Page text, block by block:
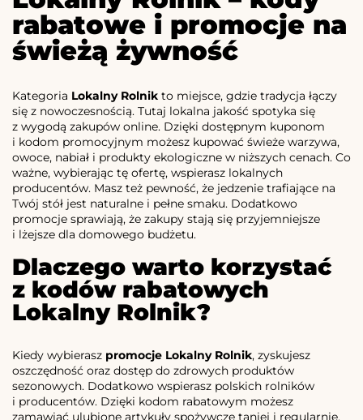
rabatowe i promocje na
świeżą żywność
Kategoria Lokalny Rolnik to miejsce, gdzie tradycja łączy
się z nowoczesnością. Tutaj lokalna jakość spotyka się
z wygodą zakupów online. Dzięki dostępnym kuponom
i kodom promocyjnym możesz kupować świeże warzywa,
owoce, nabiał i produkty ekologiczne w niższych cenach. Co
ważne, wybierając tę ofertę, wspierasz lokalnych
producentów. Masz też pewność, że jedzenie trafiające na
Twój stół jest naturalne i pełne smaku. Dodatkowo
promocje sprawiają, że zakupy stają się przyjemniejsze
i lżejsze dla domowego budżetu.
Dlaczego warto korzystać
z kodów rabatowych
Lokalny Rolnik?
Kiedy wybierasz promocje Lokalny Rolnik, zyskujesz
oszczędność oraz dostęp do zdrowych produktów
sezonowych. Dodatkowo wspierasz polskich rolników
i producentów. Dzięki kodom rabatowym możesz
zamawiać ulubione artykuły spożywcze taniej i regularnie.